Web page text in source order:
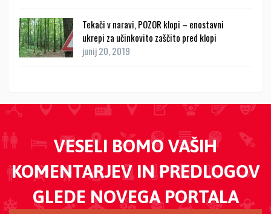
Tekači v naravi, POZOR klopi – enostavni
ukrepi za učinkovito zaščito pred klopi
junij 20, 2019
VESELI BOMO VAŠIH
KOMENTARJEV IN PREDLOGOV
GLEDE NOVEGA PORTALA